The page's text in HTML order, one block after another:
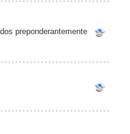
preponderantemente